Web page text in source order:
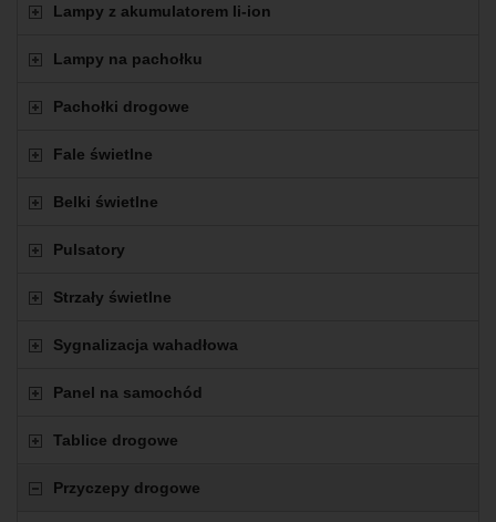
Lampy z akumulatorem li-ion
Lampy na pachołku
Pachołki drogowe
Fale świetlne
Belki świetlne
Pulsatory
Strzały świetlne
Sygnalizacja wahadłowa
Panel na samochód
Tablice drogowe
Przyczepy drogowe